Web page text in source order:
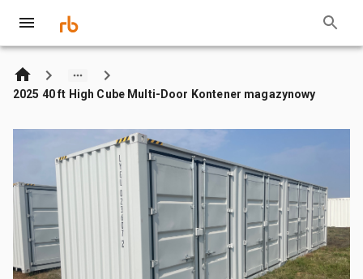
2025 40 ft High Cube Multi-Door Kontener magazynowy